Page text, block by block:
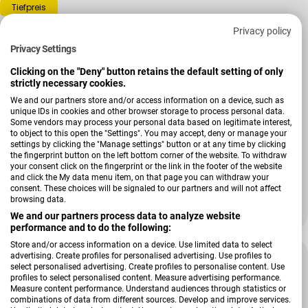
Privacy policy
Privacy Settings
Clicking on the "Deny" button retains the default setting of only
strictly necessary cookies.
We and our partners store and/or access information on a device, such as
unique IDs in cookies and other browser storage to process personal data.
Some vendors may process your personal data based on legitimate interest,
to object to this open the "Settings". You may accept, deny or manage your
settings by clicking the "Manage settings" button or at any time by clicking
the fingerprint button on the left bottom corner of the website. To withdraw
your consent click on the fingerprint or the link in the footer of the website
and click the My data menu item, on that page you can withdraw your
consent. These choices will be signaled to our partners and will not affect
browsing data.
We and our partners process data to analyze website
performance and to do the following:
Store and/or access information on a device. Use limited data to select
advertising. Create profiles for personalised advertising. Use profiles to
select personalised advertising. Create profiles to personalise content. Use
profiles to select personalised content. Measure advertising performance.
Measure content performance. Understand audiences through statistics or
combinations of data from different sources. Develop and improve services.
Tiefpreis
Schuhschrank Romance
Verkäufer:
Bega Consult
Regulärer Preis
149,99 €
-25 %